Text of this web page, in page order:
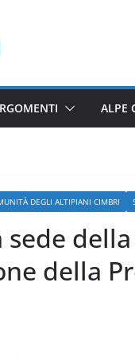
ALPE
DEGLI ALTIPIANI CIMBRI
della